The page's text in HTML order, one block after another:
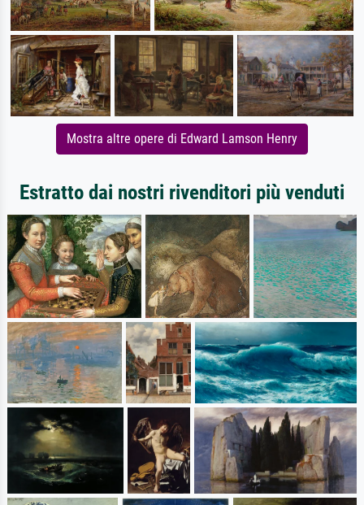
Mostra altre opere di Edward Lamson Henry
Estratto dai nostri rivenditori più venduti